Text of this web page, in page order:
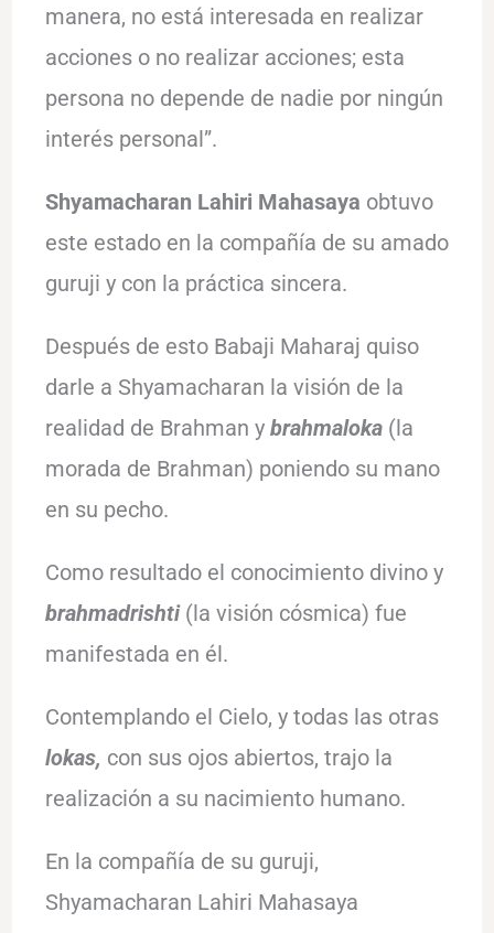
manera, no está interesada en realizar
acciones o no realizar acciones; esta
persona no depende de nadie por ningún
interés personal”.
Shyamacharan Lahiri Mahasaya obtuvo
este estado en la compañía de su amado
guruji y con la práctica sincera.
Después de esto Babaji Maharaj quiso
darle a Shyamacharan la visión de la
realidad de Brahman y brahmaloka (la
morada de Brahman) poniendo su mano
en su pecho.
Como resultado el conocimiento divino y
brahmadrishti(la visión cósmica) fue
manifestada en él.
Contemplando el Cielo, y todas las otras
lokas, con sus ojos abiertos, trajo la
realización a su nacimiento humano.
En la compañía de su guruji,
Shyamacharan Lahiri Mahasaya